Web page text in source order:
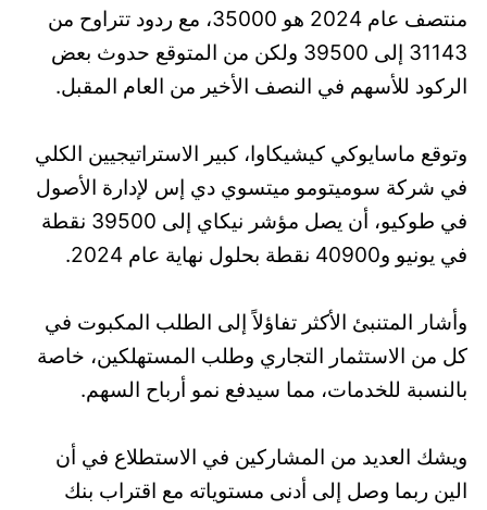
منتصف عام 2024 هو 35000، مع ردود تتراوح من
31143 إلى 39500 ولكن من المتوقع حدوث بعض
الركود للأسهم في النصف الأخير من العام المقبل.
وتوقع ماسايوكي كيشيكاوا، كبير الاستراتيجيين الكلي
في شركة سوميتومو ميتسوي دي إس لإدارة الأصول
في طوكيو، أن يصل مؤشر نيكاي إلى 39500 نقطة
في يونيو و40900 نقطة بحلول نهاية عام 2024.
وأشار المتنبئ الأكثر تفاؤلاً إلى الطلب المكبوت في
كل من الاستثمار التجاري وطلب المستهلكين، خاصة
بالنسبة للخدمات، مما سيدفع نمو أرباح السهم.
ويشك العديد من المشاركين في الاستطلاع في أن
الين ربما وصل إلى أدنى مستوياته مع اقتراب بنك